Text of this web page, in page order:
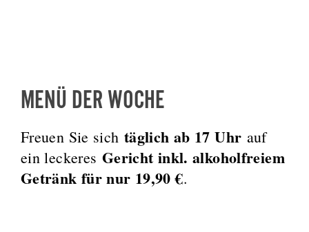
MENÜ DER WOCHE
Freuen Sie sich täglich ab 17 Uhr auf
ein leckeres Gericht inkl. alkoholfreiem
Getränk für nur 19,90 €.